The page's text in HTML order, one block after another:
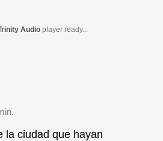
Audio player ready...
la ciudad que hayan